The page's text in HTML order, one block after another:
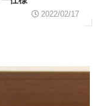
2022/02/17